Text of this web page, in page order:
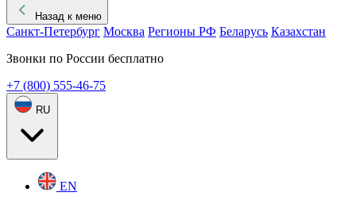
Назад к меню
Санкт-Петербург Москва Регионы РФ Беларусь Казахстан
Звонки по России бесплатно
+7 (800) 555-46-75
RU
EN